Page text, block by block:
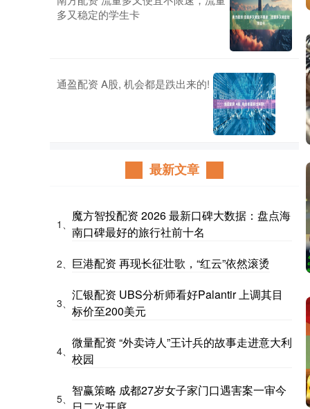
多又稳定的学生卡
通盈配资 A股, 机会都是跌出来的!
最新文章
1、
魔方智投配资 2026 最新口碑大数据：盘点海
南口碑最好的旅行社前十名
2、 巨港配资 再现长征壮歌，“红云”依然滚烫
3、
汇银配资 UBS分析师看好Palantir 上调其目
标价至200美元
4、
微量配资 “外卖诗人”王计兵的故事走进意大利
校园
5、
智赢策略 成都27岁女子家门口遇害案一审今